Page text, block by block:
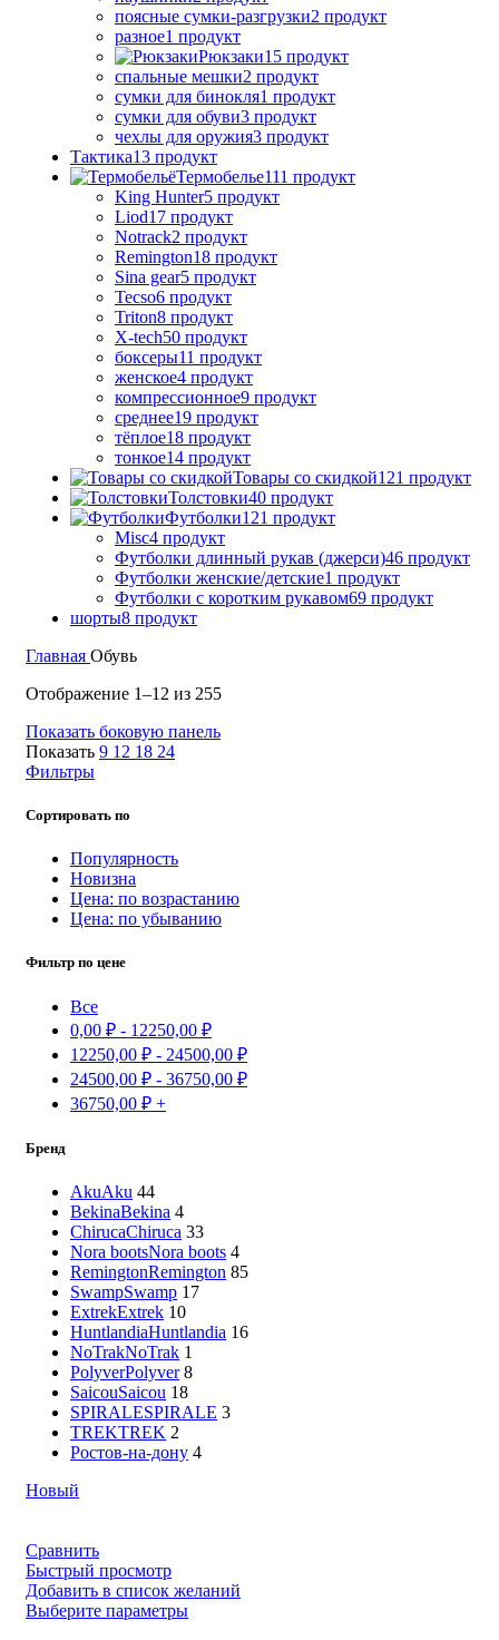
поясные сумки-разгрузки2 продукт
разное1 продукт
Рюкзаки15 продукт
спальные мешки2 продукт
сумки для бинокля1 продукт
сумки для обуви3 продукт
чехлы для оружия3 продукт
Тактика13 продукт
Термобелье111 продукт
King Hunter5 продукт
Liod17 продукт
Notrack2 продукт
Remington18 продукт
Sina gear5 продукт
Tecso6 продукт
Triton8 продукт
X-tech50 продукт
боксеры11 продукт
женское4 продукт
компрессионное9 продукт
среднее19 продукт
тёплое18 продукт
тонкое14 продукт
Товары со скидкой121 продукт
Толстовки40 продукт
Футболки121 продукт
Misc4 продукт
Футболки длинный рукав (джерси)46 продукт
Футболки женские/детские1 продукт
Футболки с коротким рукавом69 продукт
шорты8 продукт
Главная Обувь
Отображение 1–12 из 255Цены:
Показать боковую панель
Показать 9 12 18 24
Фильтры
Сортировать по
Популярность
Новизна
Цена: по возрастанию
Цена: по убыванию
Фильтр по цене
Все
0,00 ₽ - 12250,00 ₽
12250,00 ₽ - 24500,00 ₽
24500,00 ₽ - 36750,00 ₽
36750,00 ₽ +
Бренд
AkuAku 44
BekinaBekina 4
ChirucaChiruca 33
Nora bootsNora boots 4
RemingtonRemington 85
SwampSwamp 17
ExtrekExtrek 10
HuntlandiaHuntlandia 16
NoTrakNoTrak 1
PolyverPolyver 8
SaicouSaicou 18
SPIRALESPIRALE 3
TREKTREK 2
Ростов-на-дону 4
Новый
Сравнить
Быстрый просмотр
Добавить в список желаний
Выберите параметры